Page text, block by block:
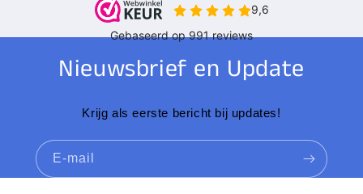
Nieuwsbrief en Update
Krijg als eerste bericht bij updates!
E‑mail